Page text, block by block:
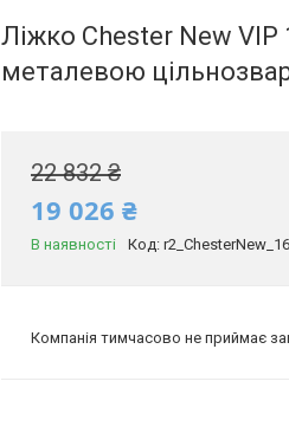
Ліжко Chester New
металевою
22 832 ₴
19 026 ₴
В наявності Код:
Компанія тимчасово не приймає